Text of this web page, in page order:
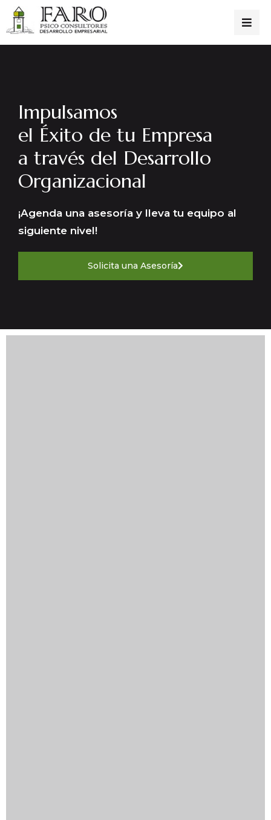
Impulsamos
el Éxito de tu Empresa
a través del Desarrollo
Organizacional
¡Agenda una asesoría y lleva tu equipo al
siguiente nivel!
Solicita una Asesoría